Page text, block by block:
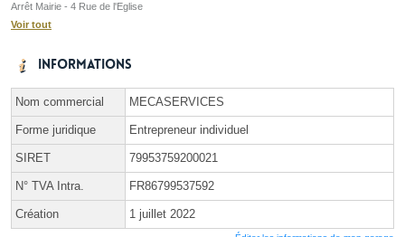
Arrêt Mairie - 4 Rue de l'Eglise
Voir tout
Informations
Nom commercial MECASERVICES
Forme juridique Entrepreneur individuel
SIRET 79953759200021
N° TVA Intra. FR86799537592
Création 1 juillet 2022